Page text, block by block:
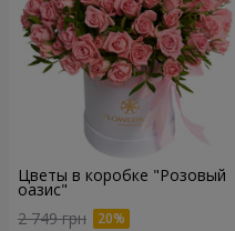
Цветы в коробке "Розовый
оазис"
2 749 грн